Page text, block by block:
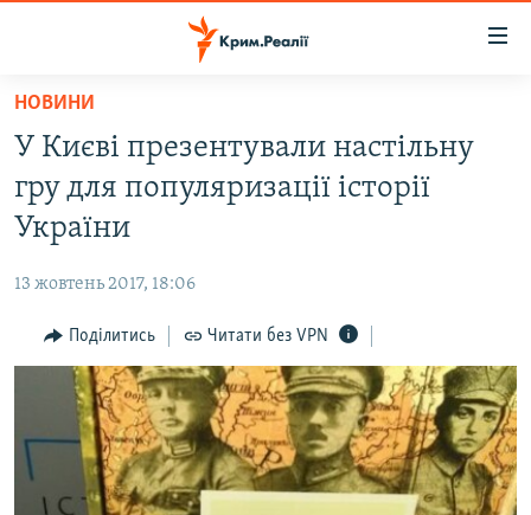
Перейти
основного
матеріалу
Перейти
до
основної
Перейти
до
ВІДЕО ТА ФОТО
БЛОГИ
ПОГЛЯД
ІНТЕРВ'Ю
ВСЕ ЗА ДЕНЬ
СПЕЦПРОЕКТИ
ДЕПОРТАЦІЯ
ЯК ОБІЙТИ БЛОКУВАННЯ
НОВИНИ
У Києві презентували настільну
гру для популяризації історії
України
13 жовтень 2017, 18:06
Поділитись Читати без VPN